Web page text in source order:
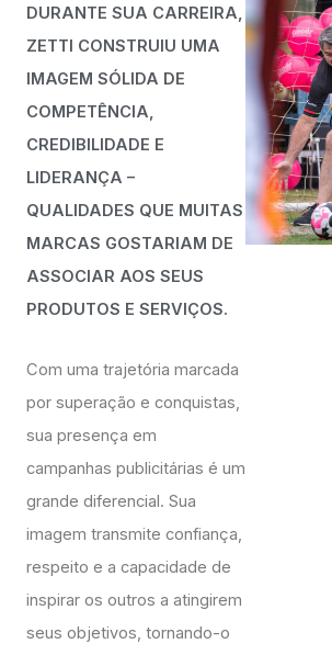
DURANTE SUA CARREIRA,
ZETTI CONSTRUIU UMA
IMAGEM SÓLIDA DE
COMPETÊNCIA,
CREDIBILIDADE E
LIDERANÇA –
QUALIDADES QUE MUITAS
MARCAS GOSTARIAM DE
ASSOCIAR AOS SEUS
PRODUTOS E SERVIÇOS.
Com uma trajetória marcada
por superação e conquistas,
sua presença em
campanhas publicitárias é um
grande diferencial. Sua
imagem transmite confiança,
respeito e a capacidade de
inspirar os outros a atingirem
seus objetivos, tornando-o